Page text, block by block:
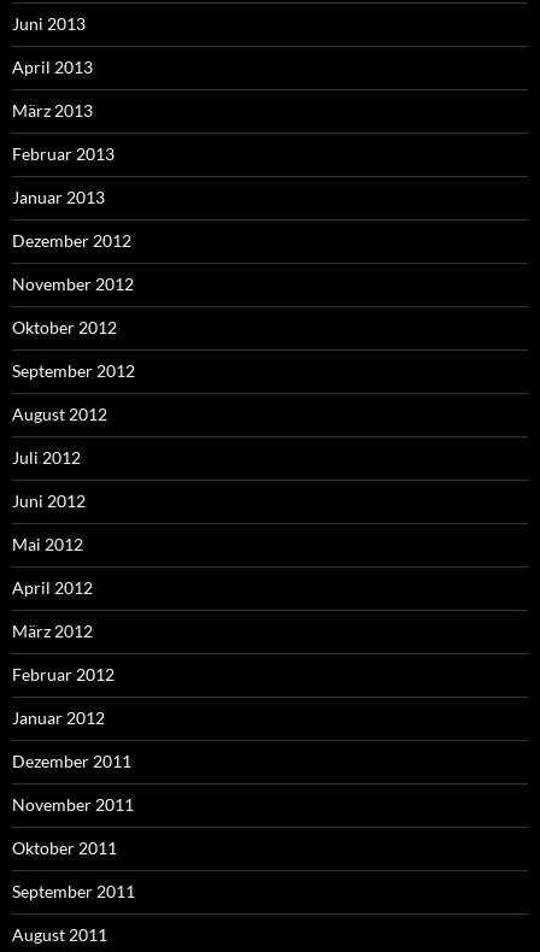
Juni 2013
April 2013
März 2013
Februar 2013
Januar 2013
Dezember 2012
November 2012
Oktober 2012
September 2012
August 2012
Juli 2012
Juni 2012
Mai 2012
April 2012
März 2012
Februar 2012
Januar 2012
Dezember 2011
November 2011
Oktober 2011
September 2011
August 2011